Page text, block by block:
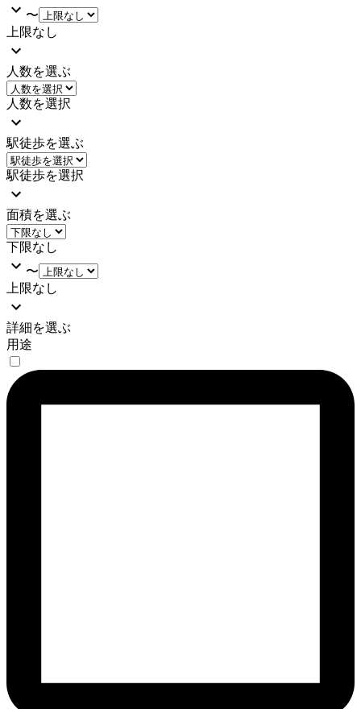
〜
上限なし
人数を選ぶ
人数を選択
駅徒歩を選ぶ
駅徒歩を選択
面積を選ぶ
下限なし
〜
上限なし
詳細を選ぶ
用途